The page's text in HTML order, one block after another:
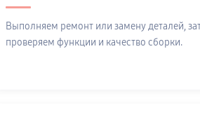
Выполняем ремонт или замену деталей,
проверяем функции и качество сборки.